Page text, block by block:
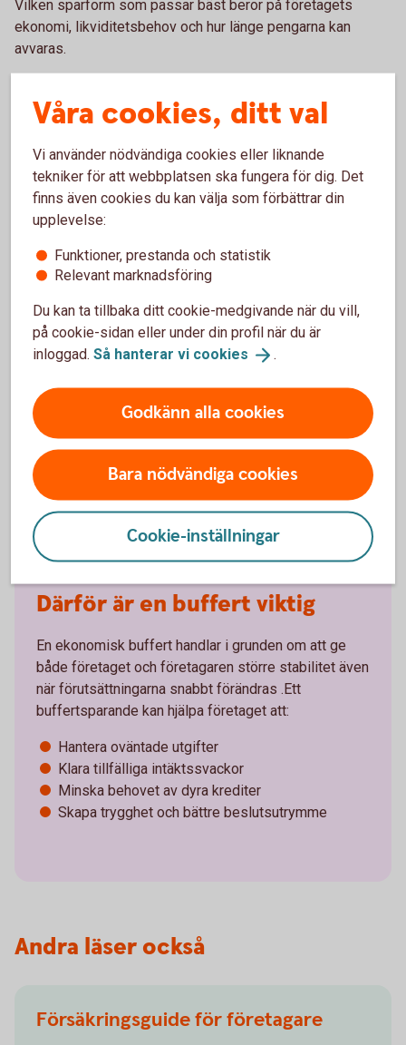
Vilken sparform som passar bäst beror på företagets
ekonomi, likviditetsbehov och hur länge pengarna kan
avvaras.
Historisk avkastning är ingen garanti för framtida
en risk och du kan förlora hela eller delar av ditt
investerade kapital. Faktablad och informationsbroschyr
för fonder finns iFondlistan .
Sparkonton för företag
På ett sparkonto kan företagets pengar växa tryggt.
Vilket konto som passar bäst beror på placeringens
storlek och hur länge pengarna kan avvaras.
Sparkonton för
Därför är en buffert viktig
En ekonomisk buffert handlar i grunden om att ge
både företaget och företagaren större stabilitet även
när förutsättningarna snabbt förändras .Ett
buffertsparande kan hjälpa företaget att:
Hantera oväntade utgifter
Klara tillfälliga intäktssvackor
Minska behovet av dyra krediter
Skapa trygghet och bättre beslutsutrymme
Andra läser också
Försäkringsguide för företagare
Våra cookies, ditt val
Vi använder nödvändiga cookies eller liknande
tekniker för att webbplatsen ska fungera för dig. Det
finns även cookies du kan välja som förbättrar din
upplevelse:
Funktioner, prestanda och statistik
Relevant marknadsföring
Du kan ta tillbaka ditt cookie-medgivande när du vill,
på cookie-sidan eller under din profil när du är
inloggad. Så hanterar vi cookies .
Godkänn alla cookies
Bara nödvändiga cookies
Cookie-inställningar